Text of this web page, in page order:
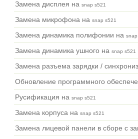
Замена дисплея на snap s521
Замена микрофона на snap s521
Замена динамика полифонии на
Замена динамика ушного на snap s521
Замена разъема зарядки /
Обновление программного
Русификация на snap s521
Замена корпуса на snap s521
Замена лицевой панели в сборе с